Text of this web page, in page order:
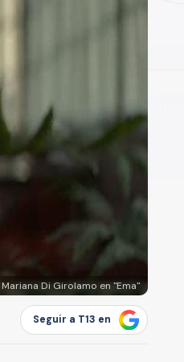
Di Girolamo en ''Ema''
Seguir a T13 en